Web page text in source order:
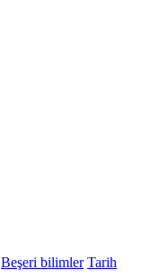
Beşeri bilimler Tarih